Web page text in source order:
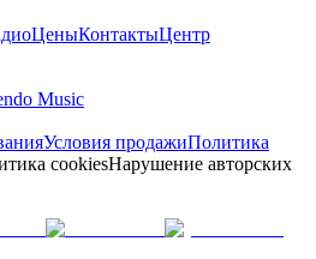
ЦеныКонтактыЦентр
Music
Условия продажиПолитика
cookiesНарушение авторских